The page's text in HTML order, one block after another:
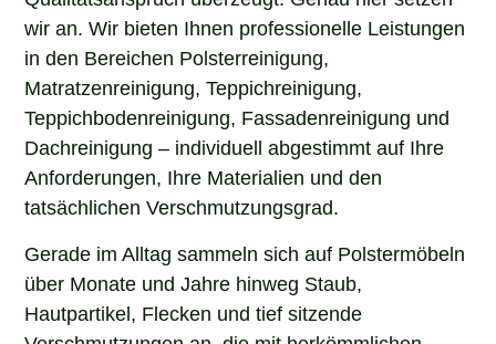
wir an. Wir bieten Ihnen professionelle Leistungen
in den Bereichen Polsterreinigung,
Matratzenreinigung, Teppichreinigung,
Teppichbodenreinigung, Fassadenreinigung und
Dachreinigung – individuell abgestimmt auf Ihre
Anforderungen, Ihre Materialien und den
tatsächlichen Verschmutzungsgrad.
Gerade im Alltag sammeln sich auf Polstermöbeln
über Monate und Jahre hinweg Staub,
Hautpartikel, Flecken und tief sitzende
Verschmutzungen an, die mit herkömmlichen